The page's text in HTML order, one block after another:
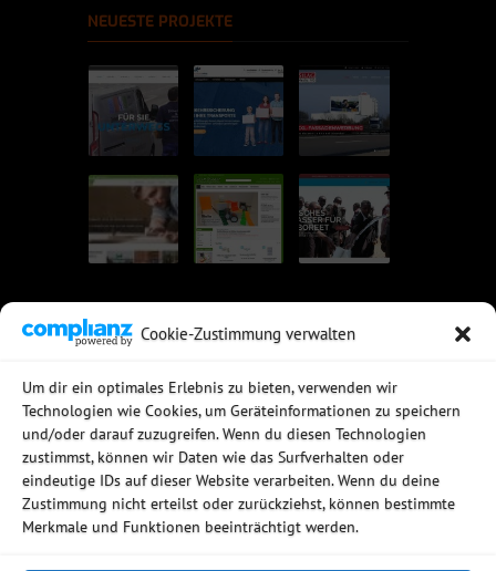
Cookie-Zustimmung verwalten
Um dir ein optimales Erlebnis zu bieten, verwenden wir
Technologien wie Cookies, um Geräteinformationen zu speichern
und/oder darauf zuzugreifen. Wenn du diesen Technologien
zustimmst, können wir Daten wie das Surfverhalten oder
eindeutige IDs auf dieser Website verarbeiten. Wenn du deine
Zustimmung nicht erteilst oder zurückziehst, können bestimmte
Merkmale und Funktionen beeinträchtigt werden.
NEUESTE PROJEKTE
Rechtssichere Email-Archivierung
MDaemon Mail- & Groupwareserver
Virtualisierung mit vmWare
Sophos UTM - Mehr als eine Firewall